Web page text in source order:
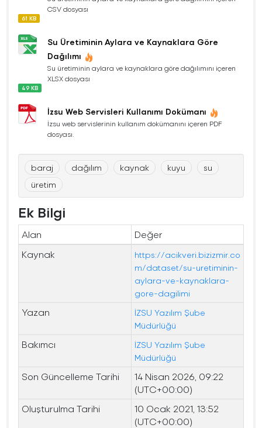
CSV dosyası
61 KB
Su Üretiminin Aylara ve Kaynaklara Göre
Dağılımı
Su üretiminin aylara ve kaynaklara göre dağılımını içeren
XLSX dosyası
49 KB
İzsu Web Servisleri Kullanımı Dokümanı
İzsu web servislerinin kullanım dokümanını içeren PDF
dosyası.
baraj dağılım kaynak kuyu
su
üretim
Ek Bilgi
Alan
Değer
Kaynak
https://acikveri.bizizmir.co
m/dataset/su-uretiminin-
aylara-ve-kaynaklara-
gore-dagilimi
Yazan
İZSU Yazılım Şube
Müdürlüğü
Bakımcı
İZSU Yazılım Şube
Müdürlüğü
Son Güncelleme Tarihi
14 Nisan 2026, 09:22
(UTC+00:00)
Oluşturulma Tarihi
10 Ocak 2021, 13:52
(UTC+00:00)